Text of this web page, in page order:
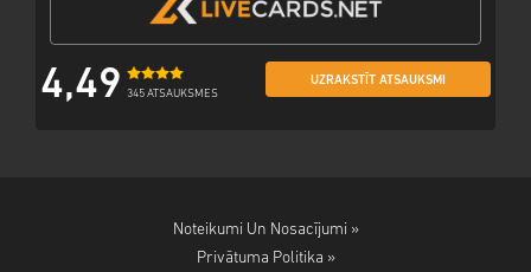
4,49 345 ATSAUKSMES
UZRAKSTĪT ATSAUKSMI
Noteikumi Un Nosacījumi »
Privātuma Politika »